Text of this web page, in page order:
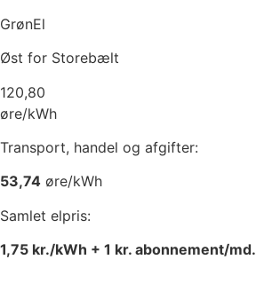
GrønEl
Øst for Storebælt
120,80
øre/kWh
Transport, handel og afgifter:
53,74 øre/kWh
Samlet elpris:
1,75 kr./kWh + 1 kr. abonnement/md.